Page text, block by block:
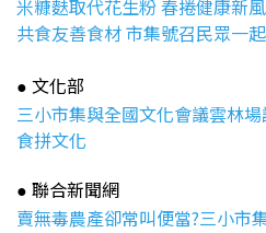
米糠麩取代花生粉 春捲健康新
共食友善食材 市集號召民眾一
● 文化部
三小市集與全國文化會議雲林
食拼文化
● 聯合新聞網
賣無毒農產卻常叫便當?三小市